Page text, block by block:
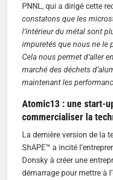
PNNL, qui a dirigé cette
constatons que les
l’intérieur du métal sont
impuretés que nous ne le
Cela nous permet d’aller
marché des déchets
maintenant les
Atomic13 : une start-
commercialiser la
La dernière version de la
ShAPE™ a incité
Donsky à créer une
démarrage pour mettre à